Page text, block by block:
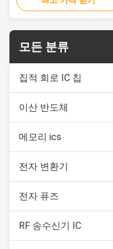
MCU with DSP and DP-FPU,
1MB RAM, and 82 I/O ports in
LQFP-100 package. Key
Specifications Category ARM
Microcontrollers - MCU Series
STM32H7 Core ARM Cortex M7
Clock Frequency 480 MHz ...
모든 분류
집적 회로 IC 칩
이산 반도체
메모리 ics
전자 변환기
전자 퓨즈
RF 송수신기 IC